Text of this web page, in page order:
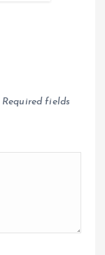
Required fields